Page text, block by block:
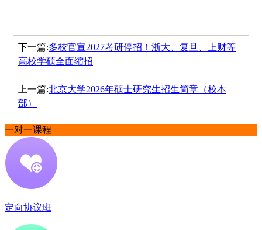
下一篇:多校官宣2027考研停招！浙大、复旦、上财等
高校学硕全面缩招
上一篇:北京大学2026年硕士研究生招生简章（校本
部）
一对一课程
定向协议班